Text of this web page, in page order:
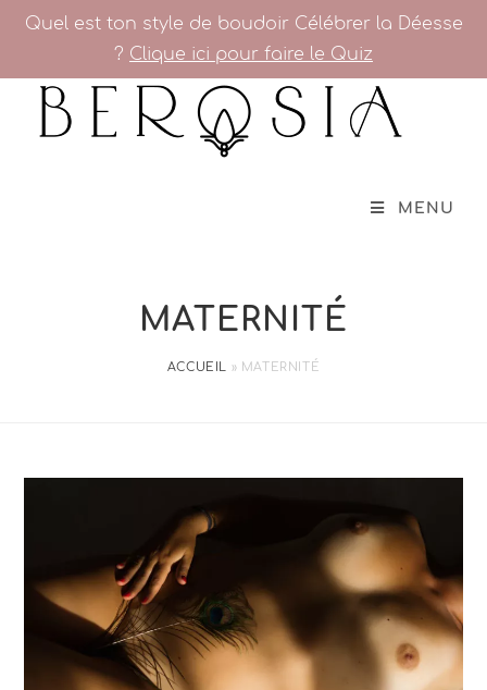
Quel est ton style de boudoir Célébrer la Déesse
? Clique ici pour faire le Quiz
MENU
MATERNITÉ
ACCUEIL » MATERNITÉ